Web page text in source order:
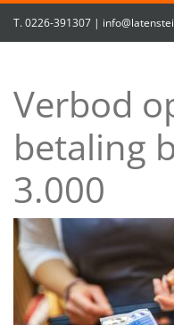
T.0226-391307 |
Verbod
betaling
3.000